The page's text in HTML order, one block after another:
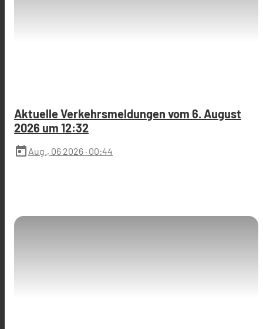
Aktuelle Verkehrsmeldungen vom 6. August
2026 um 12:32
today Aug., 06 2026 · 00:44